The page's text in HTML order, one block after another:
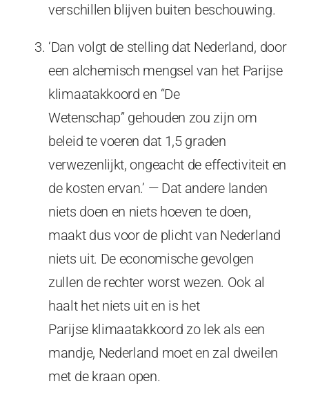
verschillen blijven buiten beschouwing.
‘Dan volgt de stelling dat Nederland, door
een alchemisch mengsel van het Parijse
klimaatakkoord en “De
Wetenschap” gehouden zou zijn om
beleid te voeren dat 1,5 graden
verwezenlijkt, ongeacht de effectiviteit en
de kosten ervan.’ — Dat andere landen
niets doen en niets hoeven te doen,
maakt dus voor de plicht van Nederland
niets uit. De economische gevolgen
zullen de rechter worst wezen. Ook al
haalt het niets uit en is het
Parijse klimaatakkoord zo lek als een
mandje, Nederland moet en zal dweilen
met de kraan open.